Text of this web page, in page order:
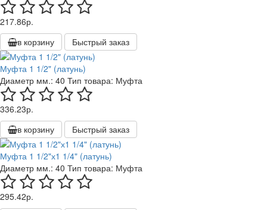
217.86р.
в корзину
Быстрый заказ
Муфта 1 1/2" (латунь)
Диаметр мм.: 40 Тип товара: Муфта
336.23р.
в корзину
Быстрый заказ
Муфта 1 1/2"х1 1/4" (латунь)
Диаметр мм.: 40 Тип товара: Муфта
295.42р.